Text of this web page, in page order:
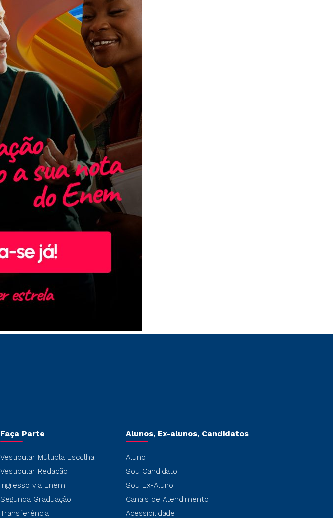
Faça Parte
Vestibular Múltipla Escolha
Vestibular Redação
Ingresso via Enem
Segunda Graduação
Transferência
Alunos, Ex-alunos, Candidatos
Aluno
Sou Candidato
Sou Ex-Aluno
Canais de Atendimento
Acessibilidade